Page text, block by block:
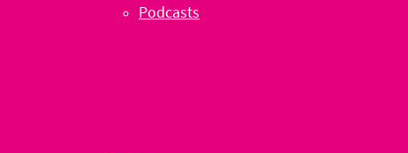
Podcasts